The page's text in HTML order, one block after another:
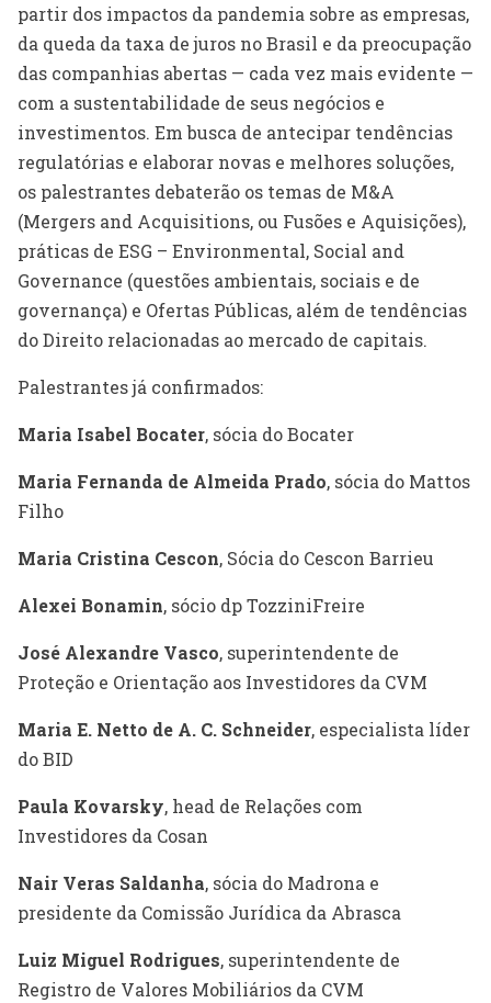
partir dos impactos da pandemia sobre as empresas,
da queda da taxa de juros no Brasil e da preocupação
das companhias abertas — cada vez mais evidente —
com a sustentabilidade de seus negócios e
investimentos. Em busca de antecipar tendências
regulatórias e elaborar novas e melhores soluções,
os palestrantes debaterão os temas de M&A
(Mergers and Acquisitions, ou Fusões e Aquisições),
práticas de ESG – Environmental, Social and
Governance (questões ambientais, sociais e de
governança) e Ofertas Públicas, além de tendências
do Direito relacionadas ao mercado de capitais.
Palestrantes já confirmados:
Maria Isabel Bocater, sócia do Bocater
Maria Fernanda de Almeida Prado, sócia do Mattos
Filho
Maria Cristina Cescon, Sócia do Cescon Barrieu
Alexei Bonamin, sócio dp TozziniFreire
José Alexandre Vasco, superintendente de
Proteção e Orientação aos Investidores da CVM
Maria E. Netto de A. C. Schneider, especialista líder
do BID
Paula Kovarsky, head de Relações com
Investidores da Cosan
Nair Veras Saldanha, sócia do Madrona e
presidente da Comissão Jurídica da Abrasca
Luiz Miguel Rodrigues, superintendente de
Registro de Valores Mobiliários da CVM